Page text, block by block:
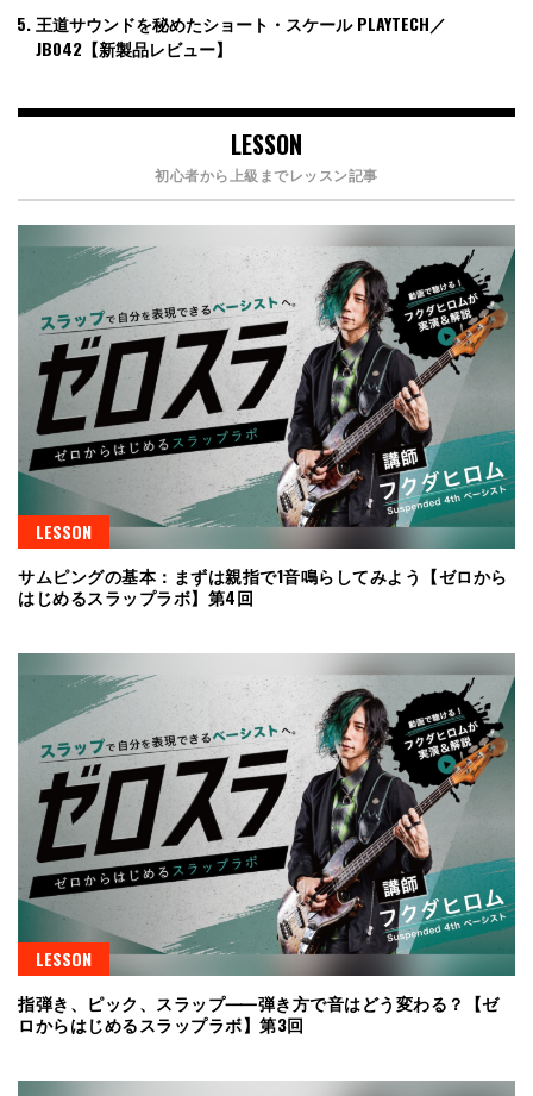
王道サウンドを秘めたショート・スケール PLAYTECH／
JB042【新製品レビュー】
LESSON
初心者から上級までレッスン記事
LESSON
サムピングの基本：まずは親指で1音鳴らしてみよう【ゼロから
はじめるスラップラボ】第4回
LESSON
指弾き、ピック、スラップ⸺弾き方で音はどう変わる？【ゼ
ロからはじめるスラップラボ】第3回